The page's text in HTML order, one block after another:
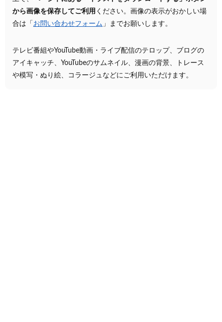
から画像を保存してご利用 ください。画像の表示がおかしい場
合は「 お問い合わせフォーム 」までお願いします。
テレビ番組やYouTube動画・ライブ配信のテロップ、ブログの
アイキャッチ、YouTubeのサムネイル、漫画の背景、トレース
や模写・ぬり絵、コラージュなどにご利用いただけます。